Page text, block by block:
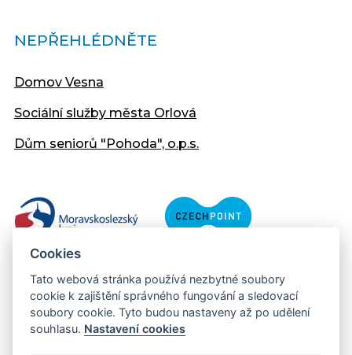
NEPŘEHLÉDNĚTE
Domov Vesna
Sociální služby města Orlová
Dům seniorů "Pohoda", o.p.s.
Copyright © 2013 - 2026 Městský úřad Orlová
Cookies
Tato webová stránka používá nezbytné soubory
cookie k zajištění správného fungování a sledovací
soubory cookie. Tyto budou nastaveny až po udělení
souhlasu. Nastavení cookies